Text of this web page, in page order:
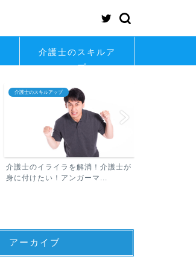
介護士のスキルア
ップ
介護士のスキルアップ
介護士のイライラを解消！介護士が
身に付けたい！アンガーマ...
アーカイブ